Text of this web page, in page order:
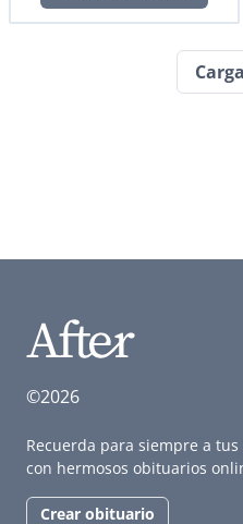
©2026
Recuerda para siempre a
con hermosos obituarios
Crear obituario